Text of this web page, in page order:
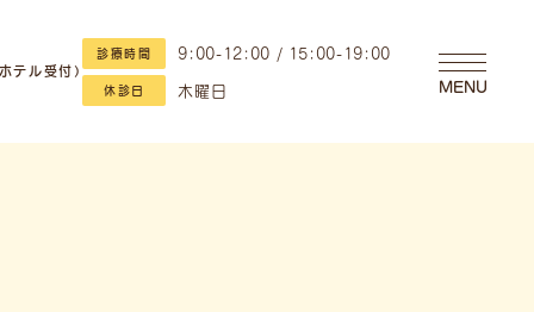
ホテル受付）
診療時間 9:00-12:00 / 15:00-19:00
休診日 木曜日 MENU